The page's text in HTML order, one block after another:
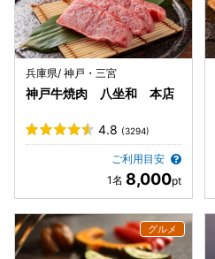
兵庫県/ 神戸・三宮
神戸牛焼肉 八坐和 本店
4.8 (3294)
ご利用目安
8,000